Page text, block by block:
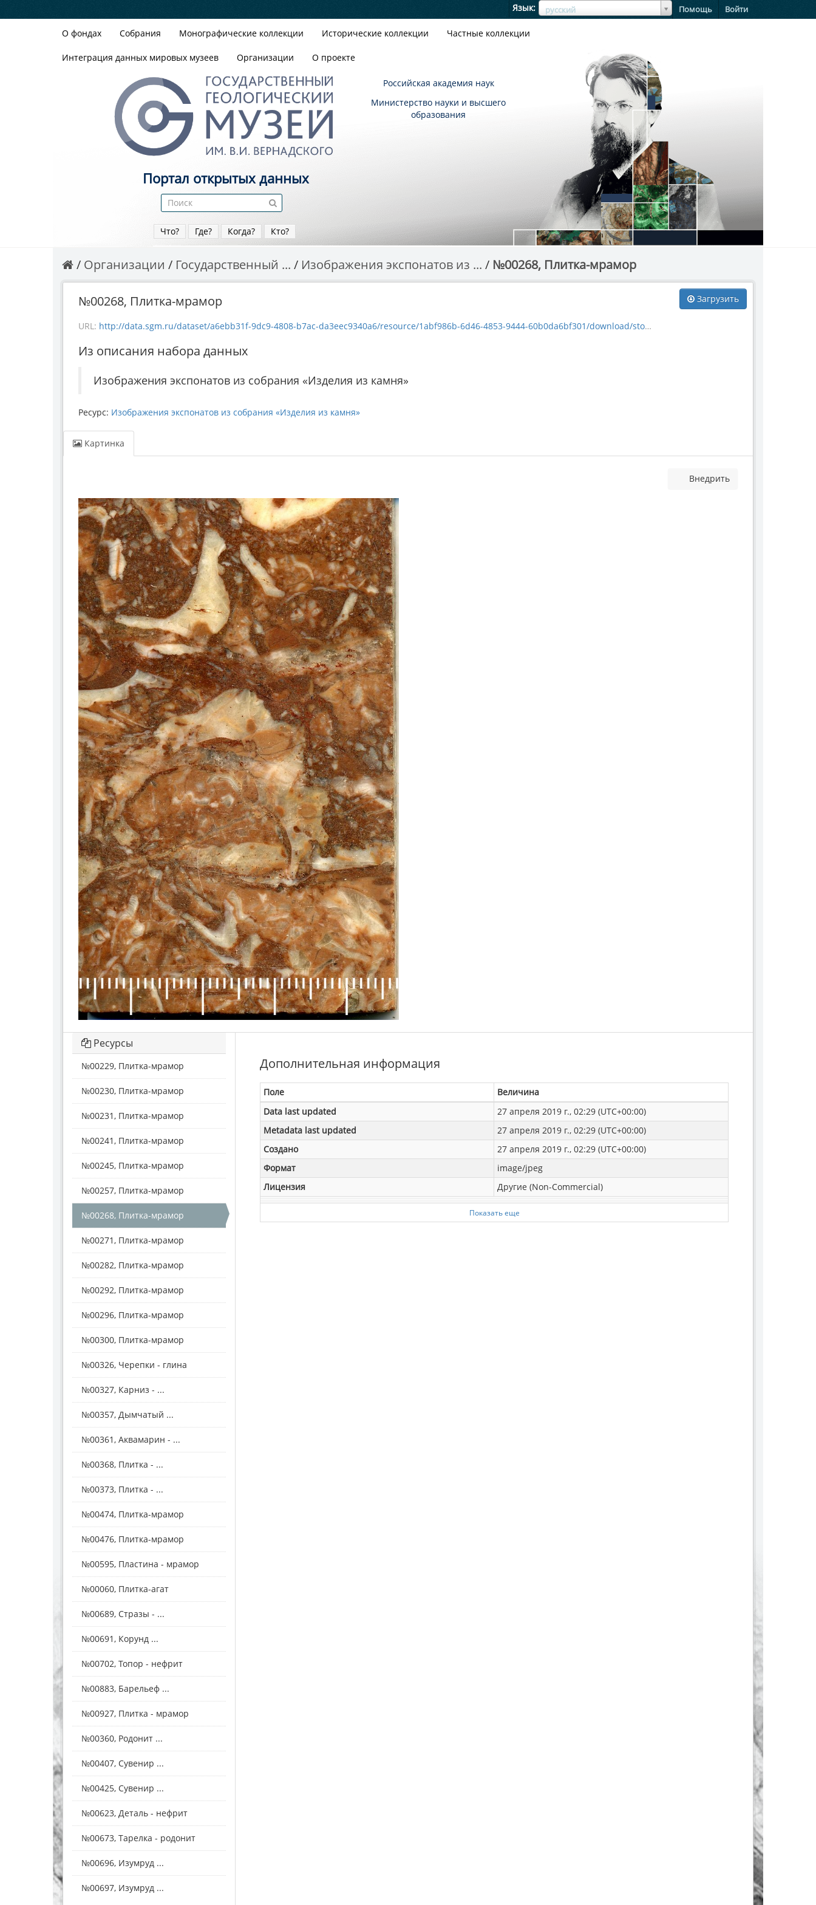
Язык русский
ЯзыкЯзык Помощь Войти
О фондах Собрания Монографические коллекции Исторические коллекции Частные коллекции
Интеграция данных мировых музеев Организации О проекте
Российская академия наук
Министерство науки и высшего
образования
Портал открытых данных
Что? Где? Когда? Кто?
Организации Государственный ... Изображения экспонатов из ... №00268, Плитка-мрамор
Загрузить
№00268, Плитка-мрамор
URL: http://data.sgm.ru/dataset/a6ebb31f-9dc9-4808-b7ac-da3eec9340a6/resource/1abf986b-6d46-4853-9444-60b0da6bf301/download/stoneproduct_268.jpg
Из описания набора данных
Изображения экспонатов из собрания «Изделия из камня»
Ресурс: Изображения экспонатов из собрания «Изделия из камня»
Картинка
Внедрить
Дополнительная информация
Поле
Величина
Data last updated
27 апреля 2019 г., 02:29 (UTC+00:00)
Metadata last updated
27 апреля 2019 г., 02:29 (UTC+00:00)
Создано
27 апреля 2019 г., 02:29 (UTC+00:00)
Формат
image/jpeg
Лицензия
Другие (Non-Commercial)
Показать еще
Ресурсы
№00229, Плитка-мрамор
№00230, Плитка-мрамор
№00231, Плитка-мрамор
№00241, Плитка-мрамор
№00245, Плитка-мрамор
№00257, Плитка-мрамор
№00268, Плитка-мрамор
№00271, Плитка-мрамор
№00282, Плитка-мрамор
№00292, Плитка-мрамор
№00296, Плитка-мрамор
№00300, Плитка-мрамор
№00326, Черепки - глина
№00327, Карниз - ...
№00357, Дымчатый ...
№00361, Аквамарин - ...
№00368, Плитка - ...
№00373, Плитка - ...
№00474, Плитка-мрамор
№00476, Плитка-мрамор
№00595, Пластина - мрамор
№00060, Плитка-агат
№00689, Стразы - ...
№00691, Корунд ...
№00702, Топор - нефрит
№00883, Барельеф ...
№00927, Плитка - мрамор
№00360, Родонит ...
№00407, Сувенир ...
№00425, Сувенир ...
№00623, Деталь - нефрит
№00673, Тарелка - родонит
№00696, Изумруд ...
№00697, Изумруд ...